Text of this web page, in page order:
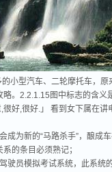
小型汽车、二轮摩托车，
。2.2.1.15图中标志的含
很好,很好.」 看到女下属在
成为新的“马路杀手”，酿成
的条目必须熟记；
驶员模拟考试系统，此系统